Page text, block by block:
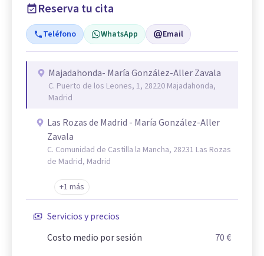
Reserva tu cita
Teléfono WhatsApp Email
Majadahonda- María González-Aller Zavala
C. Puerto de los Leones, 1, 28220 Majadahonda,
Madrid
Las Rozas de Madrid - María González-Aller
Zavala
C. Comunidad de Castilla la Mancha, 28231 Las Rozas
de Madrid, Madrid
+1 más
Servicios y precios
Costo medio por sesión
70 €